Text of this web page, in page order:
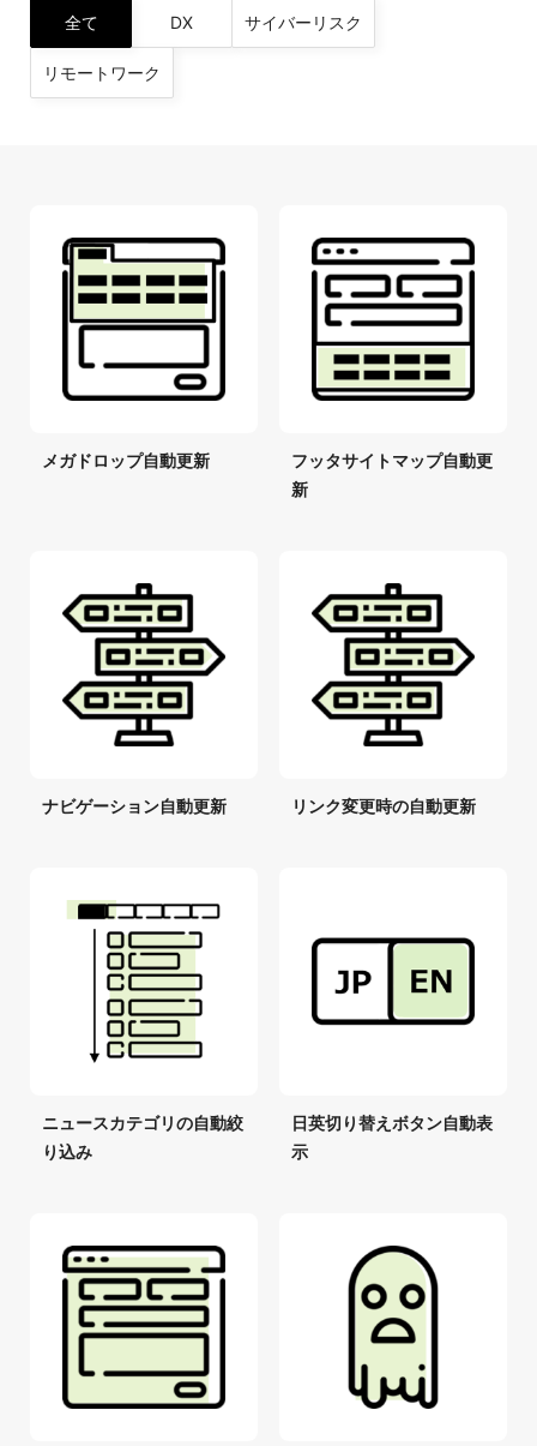
全て DX サイバーリスク
リモートワーク
メガドロップ自動更新
フッタサイトマップ自動更
新
ナビゲーション自動更新 リンク変更時の自動更新
ニュースカテゴリの自動絞
り込み
日英切り替えボタン自動表
示